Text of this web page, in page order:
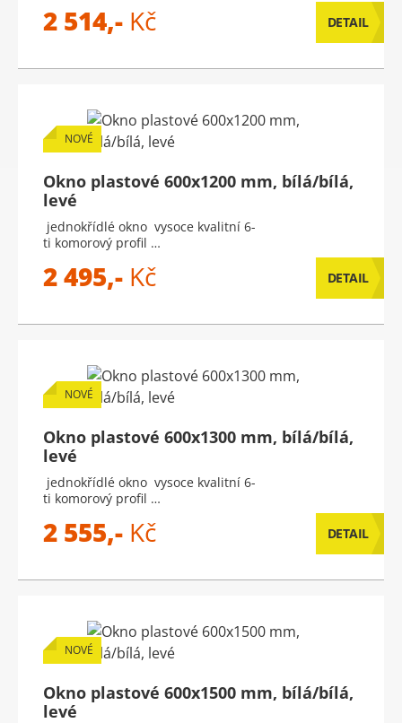
2 514,- Kč DETAIL
NOVÉ
Okno plastové 600x1200 mm, bílá/bílá,
levé
jednokřídlé okno vysoce kvalitní 6-
ti komorový profil …
2 495,- Kč DETAIL
NOVÉ
Okno plastové 600x1300 mm, bílá/bílá,
levé
jednokřídlé okno vysoce kvalitní 6-
ti komorový profil …
2 555,- Kč DETAIL
NOVÉ
Okno plastové 600x1500 mm, bílá/bílá,
levé